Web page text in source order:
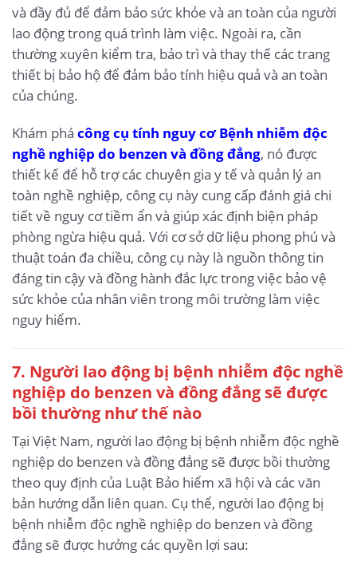
và đầy đủ để đảm bảo sức khỏe và an toàn của người
lao động trong quá trình làm việc. Ngoài ra, cần
thường xuyên kiểm tra, bảo trì và thay thế các trang
thiết bị bảo hộ để đảm bảo tính hiệu quả và an toàn
của chúng.
Khám phá công cụ tính nguy cơ Bệnh nhiễm độc
nghề nghiệp do benzen và đồng đẳng, nó được
thiết kế để hỗ trợ các chuyên gia y tế và quản lý an
toàn nghề nghiệp, công cụ này cung cấp đánh giá chi
tiết về nguy cơ tiềm ẩn và giúp xác định biện pháp
phòng ngừa hiệu quả. Với cơ sở dữ liệu phong phú và
thuật toán đa chiều, công cụ này là nguồn thông tin
đáng tin cậy và đồng hành đắc lực trong việc bảo vệ
sức khỏe của nhân viên trong môi trường làm việc
nguy hiểm.
7. Người lao động bị bệnh nhiễm độc nghề
nghiệp do benzen và đồng đẳng sẽ được
bồi thường như thế nào
Tại Việt Nam, người lao động bị bệnh nhiễm độc nghề
nghiệp do benzen và đồng đẳng sẽ được bồi thường
theo quy định của Luật Bảo hiểm xã hội và các văn
bản hướng dẫn liên quan. Cụ thể, người lao động bị
bệnh nhiễm độc nghề nghiệp do benzen và đồng
đẳng sẽ được hưởng các quyền lợi sau: